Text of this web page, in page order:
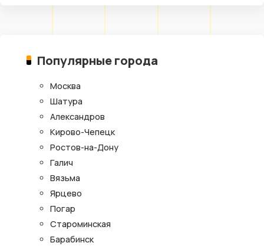
Популярные города
Москва
Шатура
Александров
Кирово-Чепецк
Ростов-на-Дону
Галич
Вязьма
Ярцево
Погар
Староминская
Барабинск